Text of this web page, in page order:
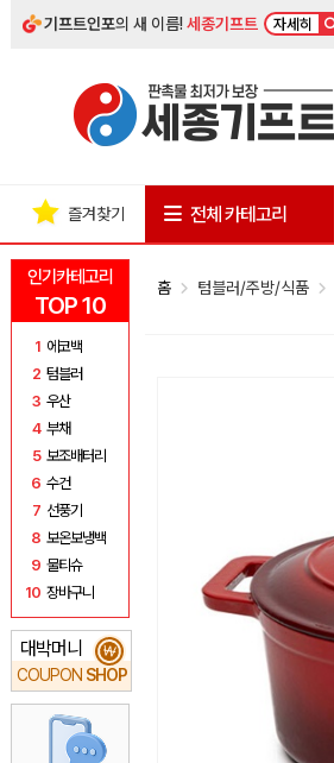
기프트인포의 새 이름!세종기프트 자세히
인기카테고리
TOP 10
1 에코백
2 텀블러
3 우산
4 부채
5 보조배터리
6 수건
7 선풍기
8 보온보냉백
9 물티슈
10 장바구니
대박머니
COUPON SHOP
₩
즐겨찾기 전체 카테고리
홈 텀블러/주방/식품